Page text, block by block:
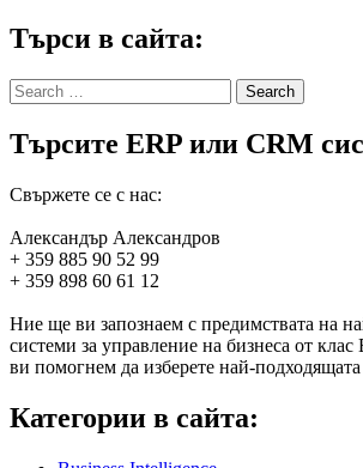
Търси в сайта:
Search
for:
Търсите ERP или CRM
Свържете се с нас:
Александър Александров
+ 359 885 90 52 99
+ 359 898 60 61 12
Ние ще ви запознаем с предимствата на
системи за управление на бизнеса от
ви помогнем да изберете най-подходящата
Категории в сайта: